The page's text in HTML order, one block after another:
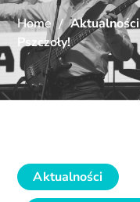
Home Aktualności
Pszczoły!
Aktualności